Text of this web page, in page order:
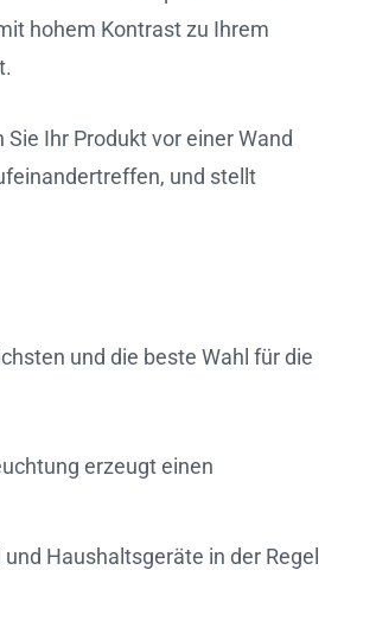
hohem Kontrast zu Ihrem
Ihr Produkt vor einer Wand
und stellt
und die beste Wahl für die
erzeugt einen
Haushaltsgeräte in der Regel